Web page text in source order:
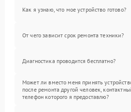
Как я узнаю, что мое устройство готово?
От чего зависит срок ремонта техники?
Диагностика проводится бесплатно?
Может ли вместо меня принять
после ремонта другой человек,
телефон которого я предоставлю?